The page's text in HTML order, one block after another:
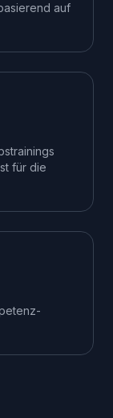
auf
für die